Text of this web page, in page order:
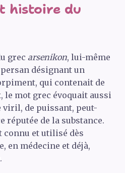
histoire du
grec arsenikon, lui-même
désignant un
qui contenait de
le mot grec évoquait aussi
viril, de puissant, peut-
réputée de la substance.
connu et utilisé dès
en médecine et déjà,